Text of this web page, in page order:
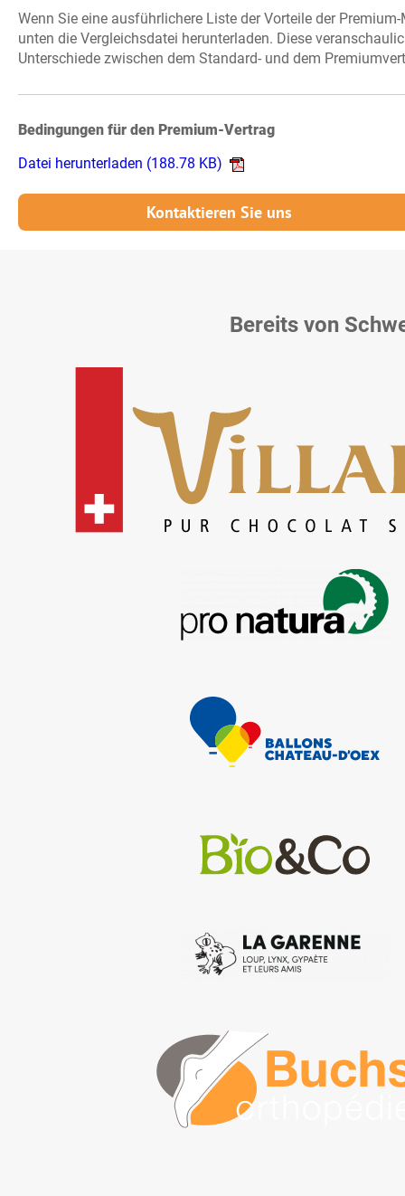
Wenn Sie eine ausführlichere Liste der Vorteile der
unten die Vergleichsdatei herunterladen. Diese
Unterschiede zwischen dem Standard- und dem
Bedingungen für den Premium-Vertrag
Datei herunterladen (188.78 KB)
Kontaktieren Sie uns
Bereits von